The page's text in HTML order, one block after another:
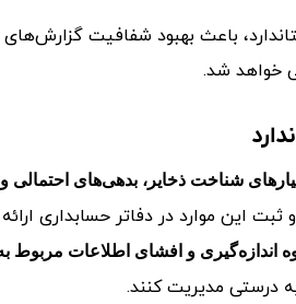
باعث بهبود شفافیت گزارش‌های
خواهد شد.
شناخت ذخایر، بدهی‌های احتمالی و
این موارد در دفاتر حسابداری
اندازه‌گیری و افشای اطلاعات مربوط به
به درستی مدیریت کنند.